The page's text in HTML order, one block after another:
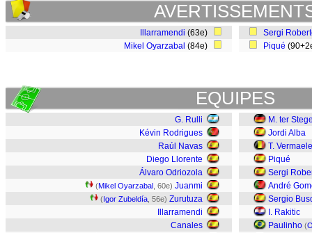
Illarramendi (63e)
Mikel Oyarzabal (84e)
Sergi
Piqué
EQUIPES
G. Rulli
Kévin Rodrigues
Raúl Navas
Diego Llorente
Álvaro Odriozola
(Mikel Oyarzabal , 60e) Juanmi
(Igor Zubeldía , 56e) Zurutuza
Illarramendi
Canales
M. ter
Jordi Alba
T.
Piqué
Sergi
André
Sergio
I. Rakitic
Paulinho (